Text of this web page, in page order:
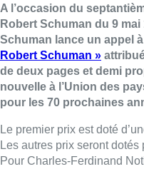
A l’occasion du
Robert Schuman du 9
Schuman lance un appel
Robert Schuman »
de deux pages et demi
nouvelle à l’Union des
pour les 70 prochaines
Le premier prix est doté
Les autres prix seront
Pour Charles-Ferdinand